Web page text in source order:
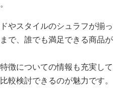
やスタイルのシュラフが揃っ
で、誰でも満足できる商品が
徴についての情報も充実して
較検討できるのが魅力です。